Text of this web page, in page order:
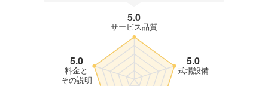
5.0
サービス品質
5.0
式場設備
5.0
料金と
その説明